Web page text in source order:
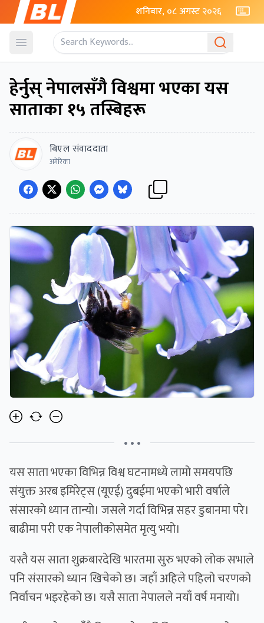
शनिबार, ०८ अगस्ट २०२६
Open menu
हेर्नुस् नेपालसँगै विश्वमा भएका यस
साताका १५ तस्बिहरू
बिएल संवाददाता
अमेरिका
• • •
यस साता भएका विभिन्न विश्व घटनामध्ये लामो समयपछि
संयुक्त अरब इमिरेट्स (यूएई) दुबईमा भएको भारी वर्षाले
संसारकाे ध्यान तान्यो। जसले गर्दा विभिन्न सहर डुबानमा परे।
बाढीमा परी एक नेपालीकोसमेत मृत्यु भयो।
यस्तै यस साता शुक्रबारदेखि भारतमा सुरु भएको लोक सभाले
पनि संसारकाे ध्यान खिचेको छ। जहाँ अहिले पहिलो चरणको
निर्वाचन भइरहेको छ। यसै साता नेपालले नयाँ वर्ष मनायो।